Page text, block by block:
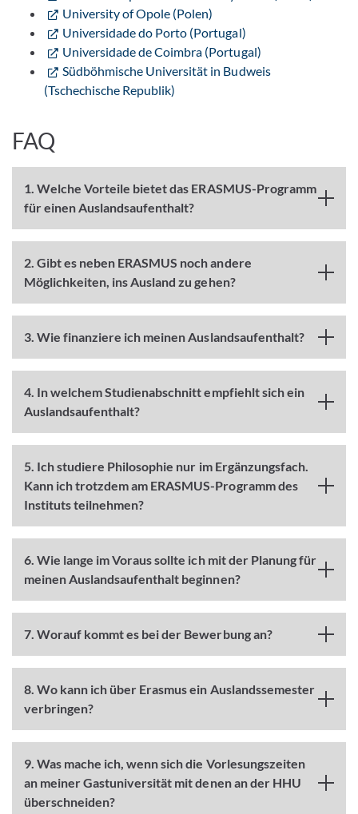
University of Opole (Polen)
Universidade do Porto (Portugal)
Universidade de Coimbra (Portugal)
Südböhmische Universität in Budweis
(Tschechische Republik)
FAQ
1. Welche Vorteile bietet das ERASMUS-Programm
für einen Auslandsaufenthalt?
2. Gibt es neben ERASMUS noch andere
Möglichkeiten, ins Ausland zu gehen?
3. Wie finanziere ich meinen Auslandsaufenthalt?
4. In welchem Studienabschnitt empfiehlt sich ein
Auslandsaufenthalt?
5. Ich studiere Philosophie nur im Ergänzungsfach.
Kann ich trotzdem am ERASMUS-Programm des
Instituts teilnehmen?
6. Wie lange im Voraus sollte ich mit der Planung für
meinen Auslandsaufenthalt beginnen?
7. Worauf kommt es bei der Bewerbung an?
8. Wo kann ich über Erasmus ein Auslandssemester
verbringen?
9. Was mache ich, wenn sich die Vorlesungszeiten
an meiner Gastuniversität mit denen an der HHU
überschneiden?